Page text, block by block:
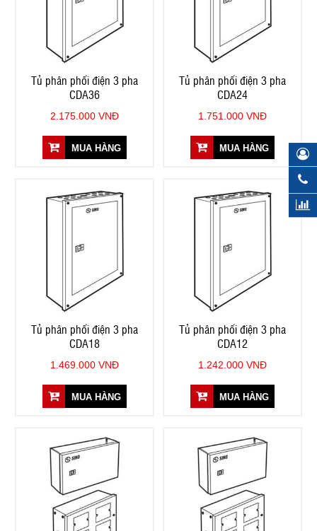
Tủ phân phối điện 3 pha
CDA36
2.175.000 VNĐ
MUA HÀNG
Tủ phân phối điện 3 pha
CDA24
1.751.000 VNĐ
MUA HÀNG
Tủ phân phối điện 3 pha
CDA18
1.469.000 VNĐ
MUA HÀNG
Tủ phân phối điện 3 pha
CDA12
1.242.000 VNĐ
MUA HÀNG